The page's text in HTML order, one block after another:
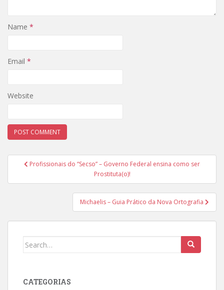
Name *
Email *
Website
PostProfissionais do “Secso” – Governo Federal ensina como ser
Prostituta(o)!
Michaelis – Guia Prático da Nova Ortografia
Search
CATEGORIAS